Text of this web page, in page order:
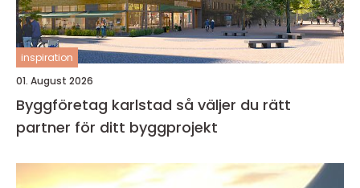
inspiration
01. August 2026
Byggföretag karlstad så väljer du rätt
partner för ditt byggprojekt